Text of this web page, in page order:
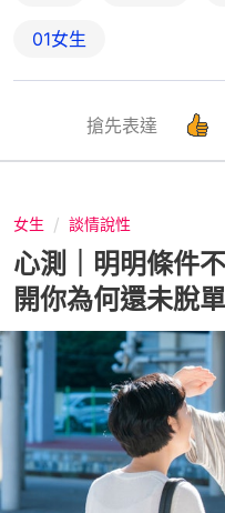
01女生
搶先表達
女生 談情說性
心測｜明明條件
開你為何還未脫